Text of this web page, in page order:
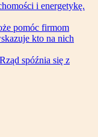
i energetykę.
pomóc firmom
kto na nich
spóźnia się z